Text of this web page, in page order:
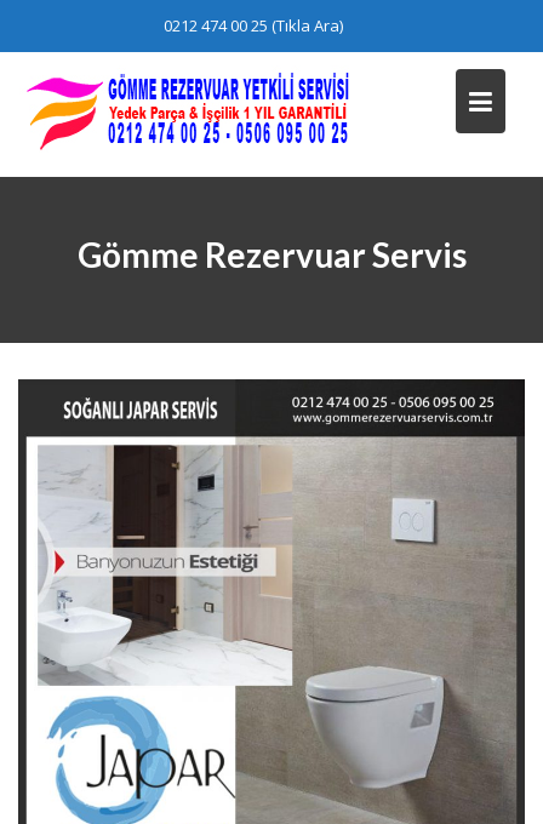
content
0212 474 00 25 (Tıkla Ara)
Gömme Rezervuar Servis